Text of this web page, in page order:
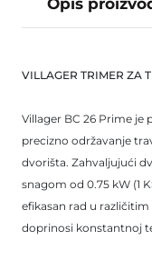
Opis
VILLAGER TRIMER ZA
Villager BC 26 Prime je
precizno održavanje
dvorišta. Zahvaljujući
snagom od 0.75 kW (1
efikasan rad u
doprinosi konstantnoj